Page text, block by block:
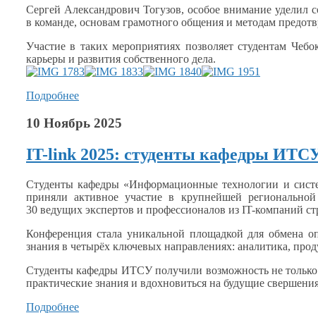
Сергей Александрович Тогузов, особое внимание
в команде, основам грамотного общения и методам
Участиев такихмероприятиях позволяет студентам
карьеры и развития собственного дела.
Подробнее
10 Ноябрь 2025
IT-link 2025: студенты кафедры
Студенты кафедры «Информационные технологии и
приняли активное участиев крупнейшей
30 ведущих экспертов и профессионалов из IT-компаний
Конференция стала уникальной площадкой для обмена
знания в четырёх ключевых направлениях: аналитика,
Студенты кафедры ИТСУ получили возможность не только
практические знания и вдохновиться на будущие
Подробнее